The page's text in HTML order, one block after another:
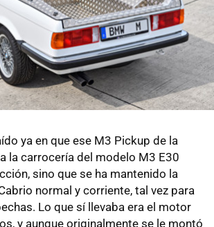
ya en que ese M3 Pickup de la
la carrocería del modelo M3 E30
sino que se ha mantenido la
normal y corriente, tal vez para
Lo que sí llevaba era el motor
y aunque originalmente se le montó